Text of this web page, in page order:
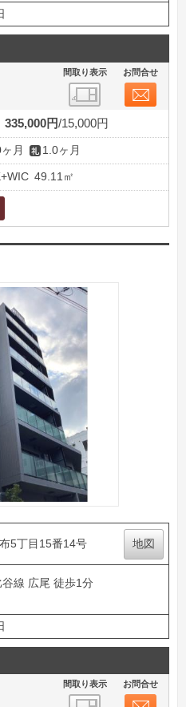
間取り表示 お問合せ
335,000円 15,000円
月 1.0ヶ月
49.11㎡
5丁目15番14号 地図
線 広尾 徒歩1分
間取り表示 お問合せ